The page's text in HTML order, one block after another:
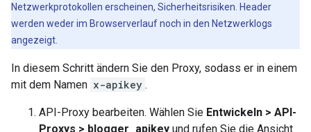
Netzwerkprotokollen erscheinen, Sicherheitsrisiken. Header
werden weder im Browserverlauf noch in den Netzwerklogs
angezeigt.
In diesem Schritt ändern Sie den Proxy, sodass er in einem
mit dem Namen x-apikey .
API-Proxy bearbeiten. Wählen Sie Entwickeln > API-
Proxys > blogger_apikey und rufen Sie die Ansicht